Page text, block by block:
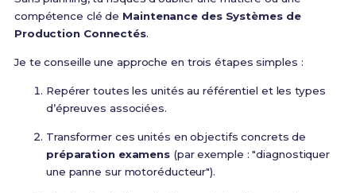
compétence clé de Maintenance des Systèmes de
Production Connectés.
Je te conseille une approche en trois étapes simples :
Repérer toutes les unités au référentiel et les types
d’épreuves associées.
Transformer ces unités en objectifs concrets de
préparation examens (par exemple : "diagnostiquer
une panne sur motoréducteur").